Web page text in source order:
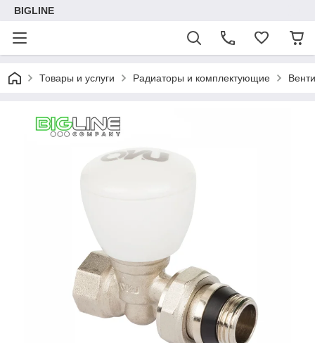
BIGLINE
Товары и услуги Радиаторы и комплектующие